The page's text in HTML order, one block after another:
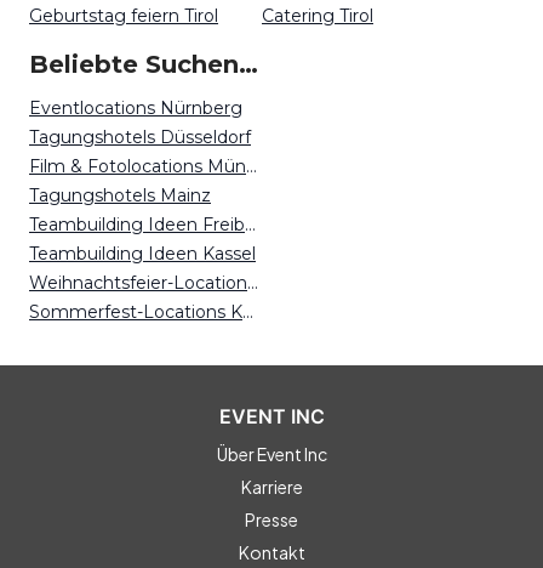
Geburtstag feiern Tirol
Catering Tirol
Beliebte Suchen auf Event Inc
Eventlocations Nürnberg
Tagungshotels Düsseldorf
Film & Fotolocations München
Tagungshotels Mainz
Teambuilding Ideen Freiburg
Teambuilding Ideen Kassel
Weihnachtsfeier-Locations Osnabrück
Sommerfest-Locations Karlsruhe
EVENT INC
Über Event Inc
Karriere
Presse
Kontakt